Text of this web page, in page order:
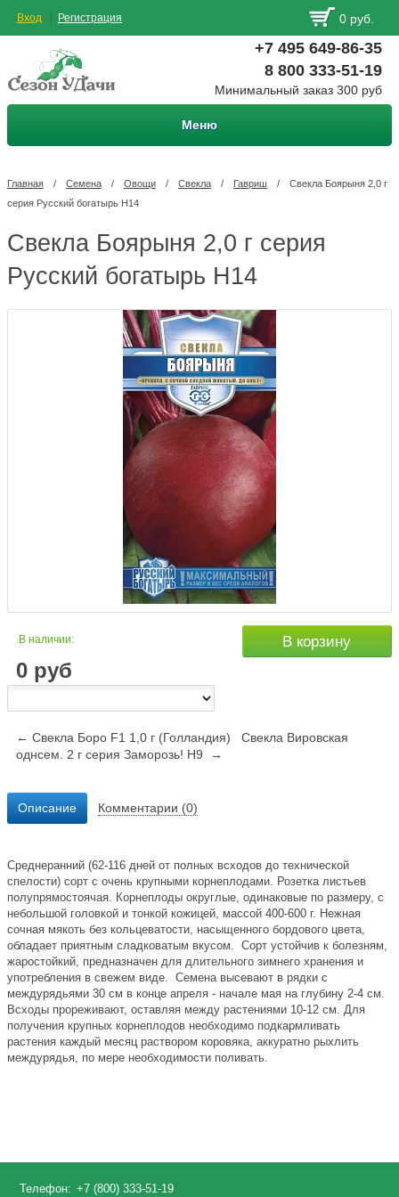
Вход Регистрация 0 руб.
+7 495 649-86-35
8 800 333-51-19
Минимальный заказ 300 руб
Меню
Главная / Семена / Овощи / Свекла / Гавриш /
Свекла Боярыня 2,0 г
серия Русский богатырь Н14
Свекла Боярыня 2,0 г серия
Русский богатырь Н14
В наличии:
0 руб
В корзину
← Свекла Боро F1 1,0 г (Голландия)
Свекла Вировская
однсем. 2 г серия Заморозь! Н9 →
Описание Комментарии (0)
Среднеранний (62-116 дней от полных всходов до технической
спелости) сорт с очень крупными корнеплодами. Розетка листьев
полупрямостоячая. Корнеплоды округлые, одинаковые по размеру, с
небольшой головкой и тонкой кожицей, массой 400-600 г. Нежная
сочная мякоть без кольцеватости, насыщенного бордового цвета,
обладает приятным сладковатым вкусом. Сорт устойчив к болезням,
жаростойкий, предназначен для длительного зимнего хранения и
употребления в свежем виде. Семена высевают в рядки с
междурядьями 30 см в конце апреля - начале мая на глубину 2-4 см.
Всходы прореживают, оставляя между растениями 10-12 см. Для
получения крупных корнеплодов необходимо подкармливать
растения каждый месяц раствором коровяка, аккуратно рыхлить
междурядья, по мере необходимости поливать.
Телефон: +7 (800) 333-51-19